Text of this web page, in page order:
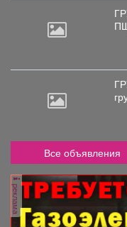
Все объявления
реклама